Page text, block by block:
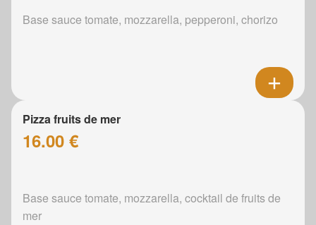
Base sauce tomate, mozzarella, pepperoni, chorizo
Pizza fruits de mer
16.00 €
Base sauce tomate, mozzarella, cocktail de fruits de
mer